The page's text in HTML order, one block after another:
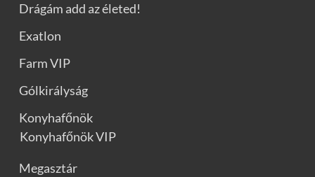
Drágám add az életed!
Exatlon
Farm VIP
Gólkirályság
Konyhafőnök
Konyhafőnök VIP
Megasztár